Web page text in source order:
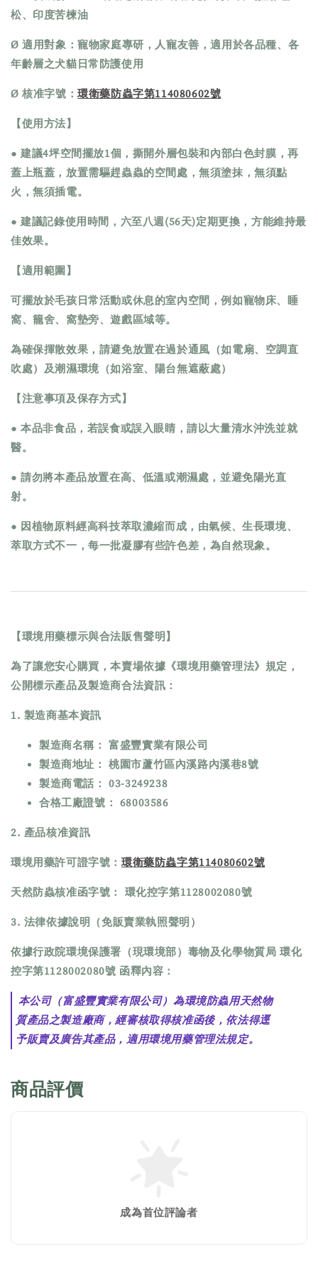
松、印度苦楝油
Ø 適用對象：寵物家庭專研，人寵友善，適用於各品種、各
年齡層之犬貓日常防護使用
Ø 核准字號：環衛藥防蟲字第114080602號
【使用方法】
● 建議4坪空間擺放1個，撕開外層包裝和內部白色封膜，再
蓋上瓶蓋，放置需驅趕蟲蟲的空間處，無須塗抹，無須點
火，無須插電。
● 建議記錄使用時間，六至八週(56天)定期更換，方能維持最
佳效果。
【適用範圍】
可擺放於毛孩日常活動或休息的室內空間，例如寵物床、睡
窩、籠舍、窩墊旁、遊戲區域等。
為確保揮散效果，請避免放置在過於通風（如電扇、空調直
吹處）及潮濕環境（如浴室、陽台無遮蔽處）
【注意事項及保存方式】
● 本品非食品，若誤食或誤入眼睛，請以大量清水沖洗並就
醫。
● 請勿將本產品放置在高、低溫或潮濕處，並避免陽光直
射。
● 因植物原料經高科技萃取濃縮而成，由氣候、生長環境、
萃取方式不一，每一批凝膠有些許色差，為自然現象。
【環境用藥標示與合法販售聲明】
為了讓您安心購買，本賣場依據《環境用藥管理法》規定，
公開標示產品及製造商合法資訊：
1. 製造商基本資訊
製造商名稱： 富盛豐實業有限公司
製造商地址： 桃園市蘆竹區內溪路內溪巷8號
製造商電話： 03-3249238
合格工廠證號： 68003586
2. 產品核准資訊
環境用藥許可證字號： 環衛藥防蟲字第114080602號
天然防蟲核准函字號： 環化控字第1128002080號
3. 法律依據說明（免販賣業執照聲明）
依據行政院環境保護署（現環境部）毒物及化學物質局 環化
控字第1128002080號 函釋內容：
本公司（富盛豐實業有限公司）為環境防蟲用天然物
質產品之製造廠商，經審核取得核准函後，依法得逕
予販賣及廣告其產品，適用環境用藥管理法規定。
商品評價
成為首位評論者